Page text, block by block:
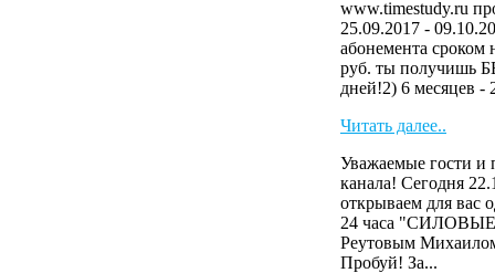
www.timestudy.ru
25.09.2017 -
абонемента сроком
руб. ты получишь
дней!2) 6 месяцев -
Читать далее..
Уважаемые гости и
канала! Сегодня
открываем для вас
24 часа
Реутовым
Пробуй! За...